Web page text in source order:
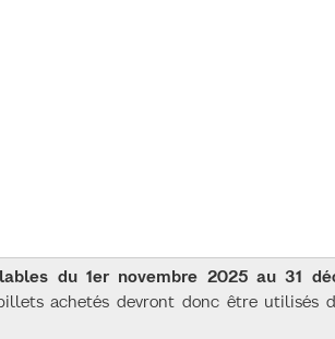
du 1er novembre 2025 au 31
achetés devront donc être utilisés